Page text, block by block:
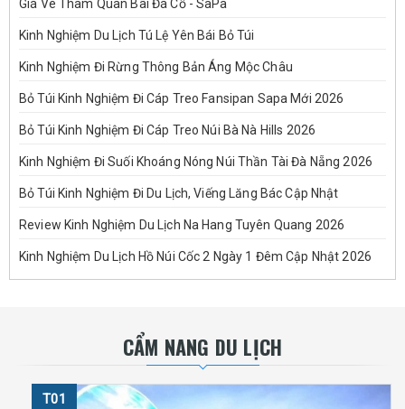
Giá Vé Tham Quan Bãi Đá Cổ - SaPa
Kinh Nghiệm Du Lịch Tú Lệ Yên Bái Bỏ Túi
Kinh Nghiệm Đi Rừng Thông Bản Áng Mộc Châu
Bỏ Túi Kinh Nghiệm Đi Cáp Treo Fansipan Sapa Mới 2026
Bỏ Túi Kinh Nghiệm Đi Cáp Treo Núi Bà Nà Hills 2026
Kinh Nghiệm Đi Suối Khoáng Nóng Núi Thần Tài Đà Nẵng 2026
Bỏ Túi Kinh Nghiệm Đi Du Lịch, Viếng Lăng Bác Cập Nhật
Review Kinh Nghiệm Du Lịch Na Hang Tuyên Quang 2026
Kinh Nghiệm Du Lịch Hồ Núi Cốc 2 Ngày 1 Đêm Cập Nhật 2026
CẨM NANG DU LỊCH
T01